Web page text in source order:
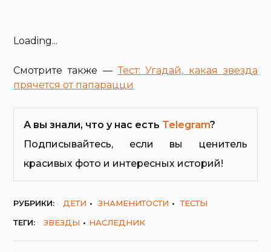
Loading...
Смотрите также —Тест: Угадай, какая звезда
прячется от папарацци
А вы знали, что у нас есть Telegram?
Подписывайтесь, если вы ценитель
красивых фото и интересных историй!
РУБРИКИ: ДЕТИ ЗНАМЕНИТОСТИ
ТЕСТЫ
ТЕГИ:
ЗВЕЗДЫ НАСЛЕДНИК